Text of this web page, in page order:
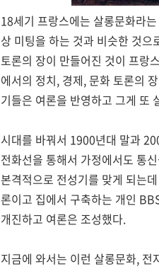
18세기 프랑스에는 살롱문화라
상 미팅을 하는 것과 비슷한 것
토론의 장이 만들어진 것이 프랑
에서의 정치, 경제, 문화 토론의
기들은 여론을 반영하고 그게 또
시대를 바꿔서 1900년대 말과
전화선을 통해서 가정에서도 통
본격적으로 전성기를 맞게 되는
론이고 집에서 구축하는 개인
개진하고 여론은 조성했다.
지금에 와서는 이런 살롱문화,